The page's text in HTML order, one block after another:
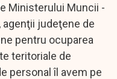
Ministerului Muncii -
agenţii judeţene de
pentru ocuparea
teritoriale de
personal îl avem pe